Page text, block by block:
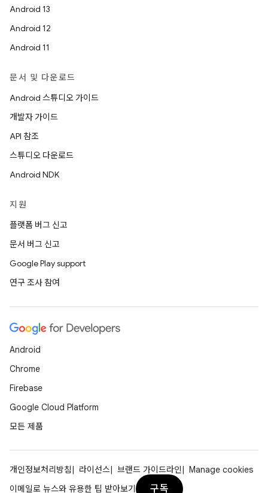
Android 13
Android 12
Android 11
문서 및 다운로드
Android 스튜디오 가이드
개발자 가이드
API 참조
스튜디오 다운로드
Android NDK
지원
플랫폼 버그 신고
문서 버그 신고
Google Play support
연구 조사 참여
Android
Chrome
Firebase
Google Cloud Platform
모든 제품
개인정보처리방침 라이선스 브랜드 가이드라인
Manage cookies
이메일로 뉴스와 유용한 팁 받아보기
구독